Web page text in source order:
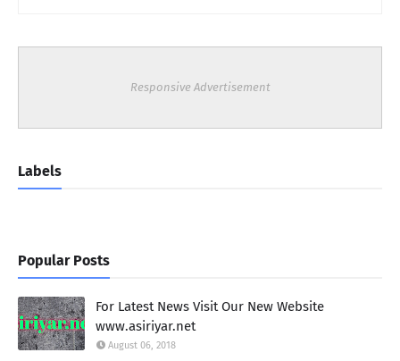
Responsive Advertisement
Labels
Popular Posts
For Latest News Visit Our New Website
www.asiriyar.net
August 06, 2018